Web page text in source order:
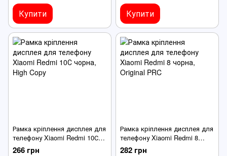
Купити Купити
Рамка кріплення дисплея для
телефону Xiaomi Redmi 10С
чорна
266 грн
Рамка кріплення дисплея для
телефону Xiaomi Redmi 8
чорна
282 грн